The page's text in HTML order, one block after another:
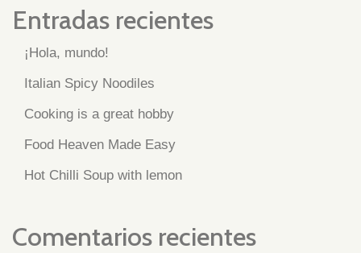
Entradas recientes
¡Hola, mundo!
Italian Spicy Noodiles
Cooking is a great hobby
Food Heaven Made Easy
Hot Chilli Soup with lemon
Comentarios recientes